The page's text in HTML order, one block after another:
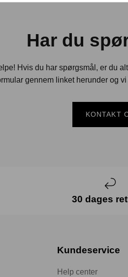
Har du
Hvis du har spørgsmål, er du
gennem linket herunder og
KONTAKT
30 dages
Kundeservice
Help center